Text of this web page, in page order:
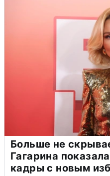
Больше не
Гагарина
кадры с новым